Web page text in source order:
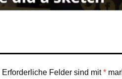
Erforderliche Felder sind mit*